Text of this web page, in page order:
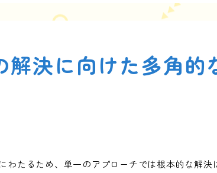
解決に向けた多角的
わたるため、単一のアプローチでは根本的な解決